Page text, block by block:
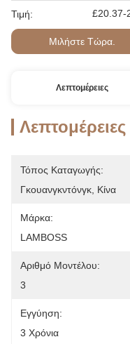
Τιμή: £20.37-
Μιλήστε Τώρα.
Λεπτομέρειες
Λεπτομέρειες
Τόπος Καταγωγής:
Γκουανγκντόνγκ, Κίνα
Μάρκα:
LAMBOSS
Αριθμό Μοντέλου:
3
Εγγύηση:
3 Χρόνια